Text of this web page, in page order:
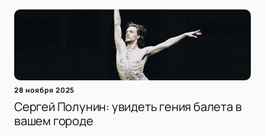
28 ноября 2025
Сергей Полунин: увидеть гения балета в
вашем городе